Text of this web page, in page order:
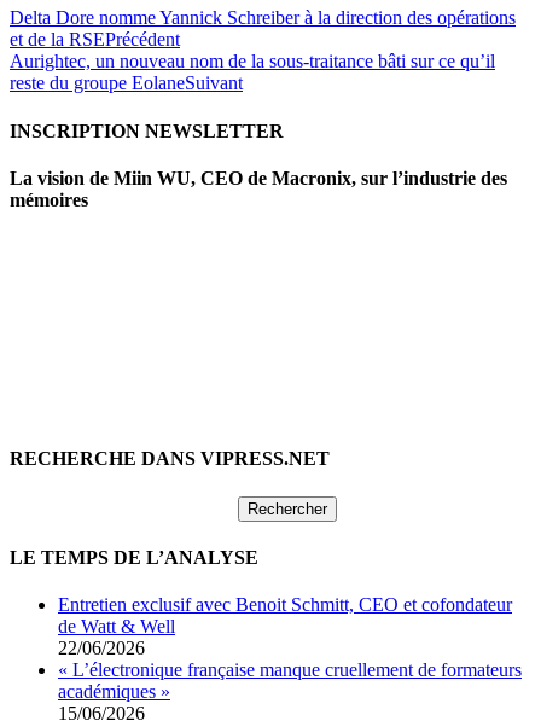
Delta Dore nomme Yannick Schreiber à la direction des opérations
et de la RSEPrécédent
Aurightec, un nouveau nom de la sous-traitance bâti sur ce qu’il
reste du groupe EolaneSuivant
INSCRIPTION NEWSLETTER
La vision de Miin WU, CEO de Macronix, sur l’industrie des
mémoires
RECHERCHE DANS VIPRESS.NET
LE TEMPS DE L’ANALYSE
Entretien exclusif avec Benoit Schmitt, CEO et cofondateur
de Watt & Well
22/06/2026
« L’électronique française manque cruellement de formateurs
académiques »
15/06/2026